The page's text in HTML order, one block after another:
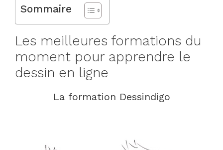
Sommaire
Les meilleures formations du
moment pour apprendre le
dessin en ligne
La formation Dessindigo